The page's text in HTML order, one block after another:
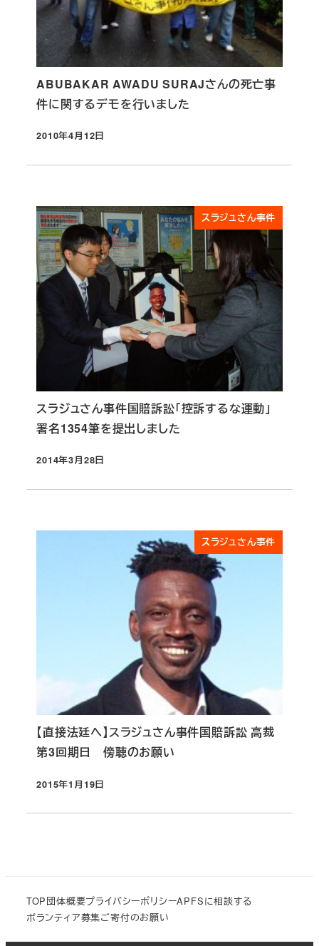
ABUBAKAR AWADU SURAJさんの死亡事
件に関するデモを行いました
投稿日
2010年4月12日
スラジュさん事件
スラジュさん事件国賠訴訟「控訴するな運動」
署名1354筆を提出しました
投稿日
2014年3月28日
スラジュさん事件
【直接法廷へ】スラジュさん事件国賠訴訟 高裁
第3回期日 傍聴のお願い
投稿日
2015年1月19日
TOP団体概要プライバシーポリシーAPFSに相談する
ボランティア募集ご寄付のお願い